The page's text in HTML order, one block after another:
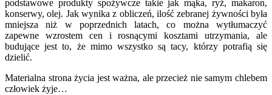
podstawowe produkty spożywcze takie jak mąka, ryż, makaron,
konserwy, olej. Jak wynika z obliczeń, ilość zebranej żywności była
mniejsza niż w poprzednich latach, co można wytłumaczyć
zapewne wzrostem cen i rosnącymi kosztami utrzymania, ale
budujące jest to, że mimo wszystko są tacy, którzy potrafią się
dzielić.
Materialna strona życia jest ważna, ale przecież nie samym chlebem
człowiek żyje…